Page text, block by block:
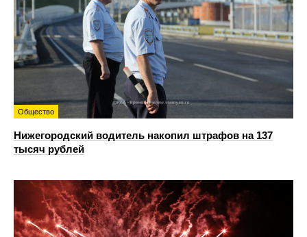
Общество
Нижегородский водитель накопил штрафов на 137
тысяч рублей